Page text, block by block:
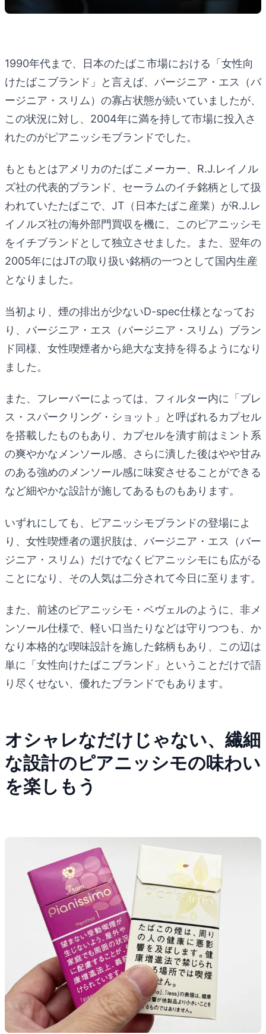
1990年代まで、日本のたばこ市場における「女性向
けたばこブランド」と言えば、バージニア・エス（バ
ージニア・スリム）の寡占状態が続いていましたが、
この状況に対し、2004年に満を持して市場に投入さ
れたのがピアニッシモブランドでした。
もともとはアメリカのたばこメーカー、R.J.レイノル
ズ社の代表的ブランド、セーラムのイチ銘柄として扱
われていたたばこで、JT（日本たばこ産業）がR.J.レ
イノルズ社の海外部門買収を機に、このピアニッシモ
をイチブランドとして独立させました。また、翌年の
2005年にはJTの取り扱い銘柄の一つとして国内生産
となりました。
当初より、煙の排出が少ないD-spec仕様となってお
り、バージニア・エス（バージニア・スリム）ブラン
ド同様、女性喫煙者から絶大な支持を得るようになり
ました。
また、フレーバーによっては、フィルター内に「ブレ
ス・スパークリング・ショット」と呼ばれるカプセル
を搭載したものもあり、カプセルを潰す前はミント系
の爽やかなメンソール感、さらに潰した後はやや甘み
のある強めのメンソール感に味変させることができる
など細やかな設計が施してあるものもあります。
いずれにしても、ピアニッシモブランドの登場によ
り、女性喫煙者の選択肢は、バージニア・エス（バー
ジニア・スリム）だけでなくピアニッシモにも広がる
ことになり、その人気は二分されて今日に至ります。
また、前述のピアニッシモ・ベヴェルのように、非メ
ンソール仕様で、軽い口当たりなどは守りつつも、か
なり本格的な喫味設計を施した銘柄もあり、この辺は
単に「女性向けたばこブランド」ということだけで語
り尽くせない、優れたブランドでもあります。
オシャレなだけじゃない、繊細
な設計のピアニッシモの味わい
を楽しもう